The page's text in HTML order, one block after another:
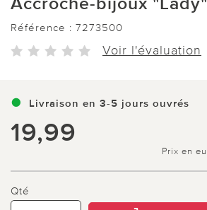
Référence : 7273500
Voir l'évaluation
Livraison en 3-5 jours ouvrés
19,99
Prix en
Qté